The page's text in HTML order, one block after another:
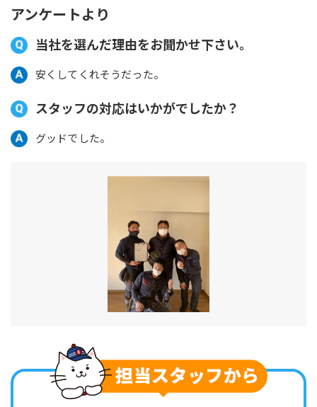
アンケートより
当社を選んだ理由をお聞かせ下さい。
安くしてくれそうだった。
スタッフの対応はいかがでしたか？
グッドでした。